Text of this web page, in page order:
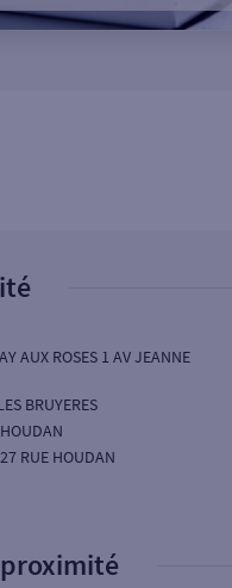
AUX ROSES 1 AV JEANNE
BRUYERES
RUE HOUDAN